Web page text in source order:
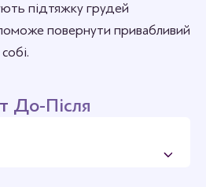
підтяжку грудей
повернути привабливий
До-Після